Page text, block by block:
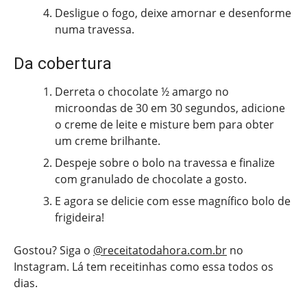
Desligue o fogo, deixe amornar e desenforme
numa travessa.
Da cobertura
Derreta o chocolate ½ amargo no
microondas de 30 em 30 segundos, adicione
o creme de leite e misture bem para obter
um creme brilhante.
Despeje sobre o bolo na travessa e finalize
com granulado de chocolate a gosto.
E agora se delicie com esse magnífico bolo de
frigideira!
Gostou? Siga o @receitatodahora.com.br no
Instagram. Lá tem receitinhas como essa todos os
dias.